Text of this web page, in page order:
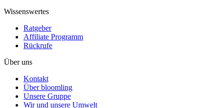
Wissenswertes
Ratgeber
Affiliate Programm
Rückrufe
Über uns
Kontakt
Über bloomling
Unsere Gruppe
Wir und unsere Umwelt